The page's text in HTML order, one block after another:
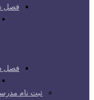
فصل
فصل
ثبت نام